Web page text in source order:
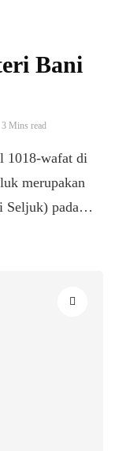
Bani
3 Mins read
1018-wafat di
merupakan
Seljuk) pada…